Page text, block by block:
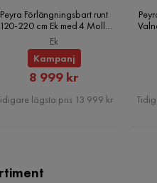
Peyra Förlängningsbart runt
120-220 cm Ek med 4 Molly
Matstolar, Ek
Ek
Kampanj
Rabatterat
Pris
8 999 kr
lägsta pris 13 999 kr